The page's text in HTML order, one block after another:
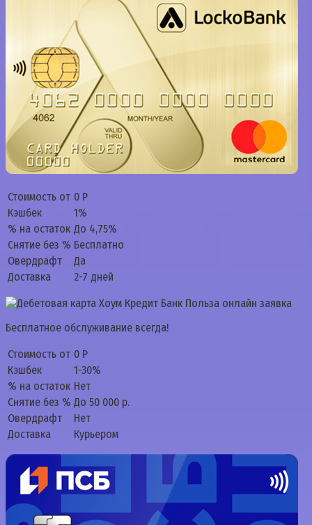
Стоимость от 0 Р
Кэшбек
1%
% на остаток До 4,75%
Снятие без % Бесплатно
Овердрафт
Да
Доставка
2-7 дней
Бесплатное обслуживание всегда!
Стоимость от 0 Р
Кэшбек
1-30%
% на остаток Нет
Снятие без % До 50 000 р.
Овердрафт
Нет
Доставка
Курьером